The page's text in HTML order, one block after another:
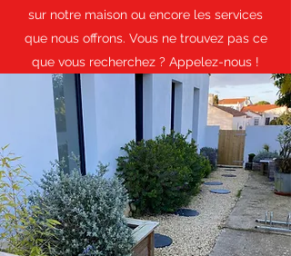
sur notre maison ou encore les services
que nous offrons. Vous ne trouvez pas ce
que vous recherchez ? Appelez-nous !